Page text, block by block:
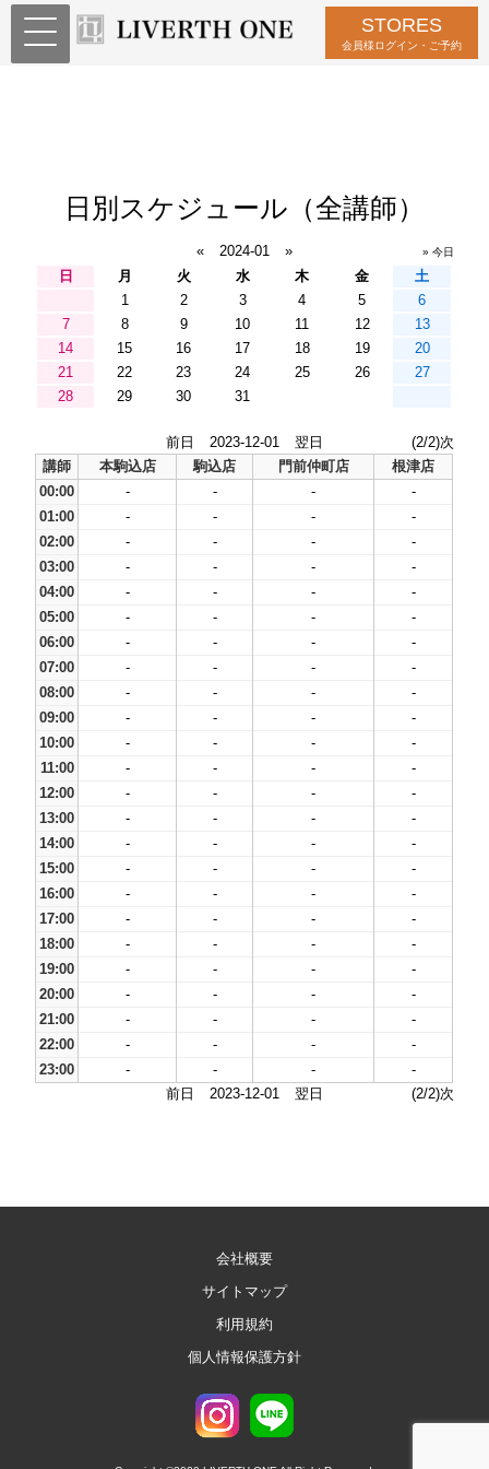
STORES
会員様ログイン・ご予約
日別スケジュール（全講師）
« 2024-01 » » 今日
日 月 火 水 木 金
土
1
2 3 4 5
6
7
8 9 10 11 12
13
14
15 16 17 18 19
20
21
22 23 24 25 26
27
28
29 30 31
前日 2023-12-01 翌日
(2/2)次
講師
本駒込店 駒込店 門前仲町店
根津店
00:00
- - -
-
01:00
- - -
-
02:00
- - -
-
03:00
- - -
-
04:00
- - -
-
05:00
- - -
-
06:00
- - -
-
07:00
- - -
-
08:00
- - -
-
09:00
- - -
-
10:00
- - -
-
11:00
- - -
-
12:00
- - -
-
13:00
- - -
-
14:00
- - -
-
15:00
- - -
-
16:00
- - -
-
17:00
- - -
-
18:00
- - -
-
19:00
- - -
-
20:00
- - -
-
21:00
- - -
-
22:00
- - -
-
23:00
- - -
-
前日
2023-12-01 翌日 (2/2)次
会社概要
サイトマップ
利用規約
個人情報保護方針